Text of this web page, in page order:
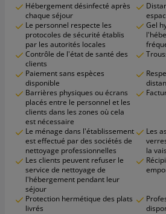
Hébergement désinfecté après
chaque séjour
Le personnel respecte les
protocoles de sécurité établis
par les autorités locales
Gel
Contrôle de l'état de santé des
clients
Paiement sans espèces
disponible
Barrières physiques ou écrans
placés entre le personnel et les
clients dans les zones où cela
est nécessaire
Le ménage dans l'établissement
est effectué par des sociétés de
nettoyage professionnelles
Les
la
Les clients peuvent refuser le
service de nettoyage de
l'hébergement pendant leur
séjour
Protection hermétique des plats
livrés